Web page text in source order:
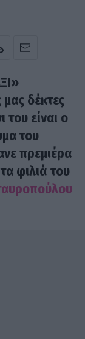
»
δέκτες
του είναι ο
του
πρεμιέρα
φιλιά του